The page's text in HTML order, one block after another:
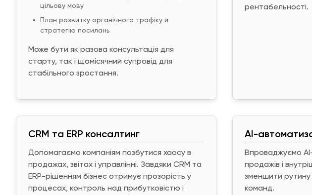
цільову мову
План розвитку органічного трафіку й
стратегію посилань
Може бути як разова консультація для
старту, так і щомісячний супровід для
стабільного зростання.
рентабельності.
CRM та ERP консалтинг
Допомагаємо компаніям позбутися хаосу в
продажах, звітах і управлінні. Завдяки CRM та
ERP-рішенням бізнес отримує прозорість у
процесах, контроль над прибутковістю і
AI-
Впроваджуємо
продажів і
зменшити
команд.